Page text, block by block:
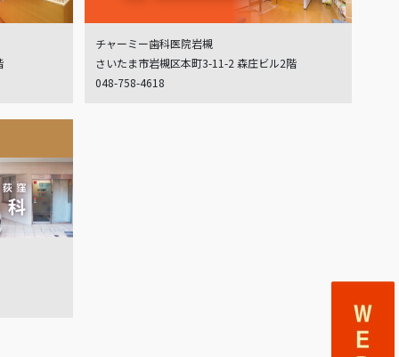
チャーミー歯科医院岩槻
さいたま市岩槻区本町3-11-2 森庄ビル2階
048-758-4618